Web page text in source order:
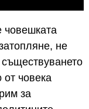
човешката
не
от човека
за